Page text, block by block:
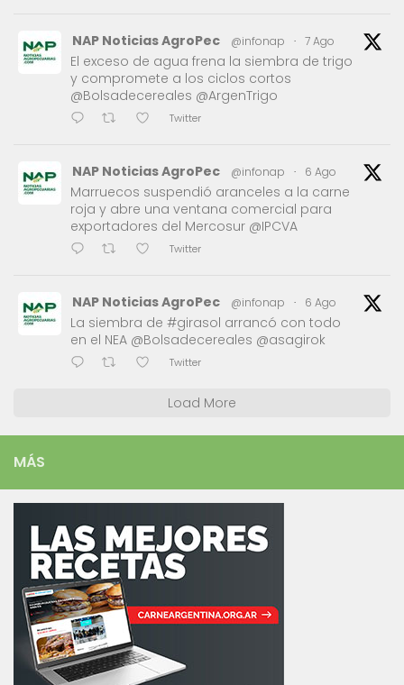
NAP Noticias AgroPec @infonap · 7 Ago
El exceso de agua frena la siembra de trigo
y compromete a los ciclos cortos
@Bolsadecereales @ArgenTrigo
Twitter
NAP Noticias AgroPec @infonap · 6 Ago
Marruecos suspendió aranceles a la carne
roja y abre una ventana comercial para
exportadores del Mercosur @IPCVA
Twitter
NAP Noticias AgroPec @infonap · 6 Ago
La siembra de #girasol arrancó con todo
en el NEA @Bolsadecereales @asagirok
Twitter
Load More
MÁS